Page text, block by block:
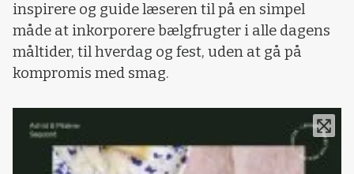
inspirere og guide læseren til på en simpel
måde at inkorporere bælgfrugter i alle dagens
måltider, til hverdag og fest, uden at gå på
kompromis med smag.